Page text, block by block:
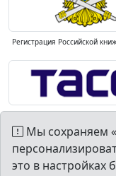
Регистрация Российской
Мы сохраняем
это в настройках